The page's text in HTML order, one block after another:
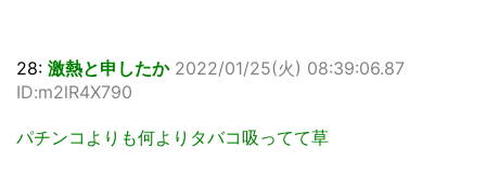
28: 激熱と申したか 2022/01/25(火) 08:39:06.87
ID:m2lR4X790
パチンコよりも何よりタバコ吸ってて草